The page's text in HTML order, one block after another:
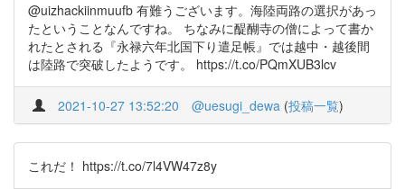
@uizhackiinmuufb 有難うございます。海陸両路の選択があっ
たということなんですね。 ちなみに醍醐寺の僧によって書か
れたとされる『永禄六年北国下り遣足帳』では越中・越後間
は陸路で突破したようです。 https://t.co/PQmXUB3lcv
2021-10-27 13:52:20 @uesugi_dewa (投稿一覧)
これだ！ https://t.co/7l4VW47z8y